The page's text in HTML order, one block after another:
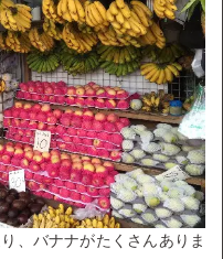
、バナナがたくさんありま